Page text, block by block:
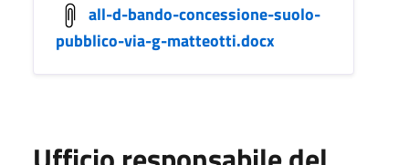
all-d-bando-concessione-suolo-
pubblico-via-g-matteotti.docx